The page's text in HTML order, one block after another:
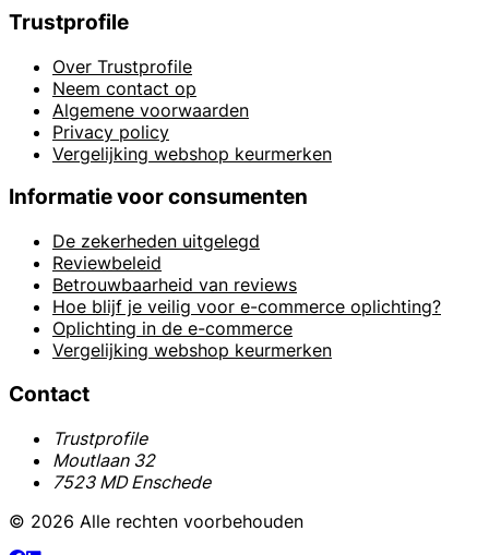
Trustprofile
Over Trustprofile
Neem contact op
Algemene voorwaarden
Privacy policy
Vergelijking webshop keurmerken
Informatie voor consumenten
De zekerheden uitgelegd
Reviewbeleid
Betrouwbaarheid van reviews
Hoe blijf je veilig voor e-commerce oplichting?
Oplichting in de e-commerce
Vergelijking webshop keurmerken
Contact
Trustprofile
Moutlaan 32
7523 MD Enschede
© 2026 Alle rechten voorbehouden